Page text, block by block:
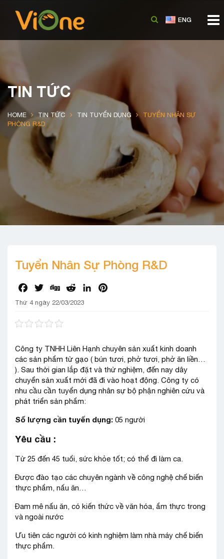
TIN TỨC
HOME TIN TỨC TIN TUYỂN DỤNG
TUYỂN NHÂN SỰ
PHÒNG R&D
Tuyển Nhân Sự Phòng R&D
Facebook
TwitterDigg RedditLinkedIn
Thứ 4 ngày 22/03/2023
Công ty TNHH Liên Hạnh chuyên sản xuất kinh doanh
các sản phẩm từ gạo ( bún tươi, phở tươi, phở ăn liền…
). Sau thời gian lắp đặt và thử nghiệm, đến nay dây
chuyển sản xuất mới đã đi vào hoạt động. Công ty có
nhu cầu cần tuyển dụng nhân sự bộ phận nghiên cứu và
phát triển sản phẩm:
Số lượng cần tuyển dụng: 05 người
Yêu cầu :
Từ 25 đến 45 tuổi, sức khỏe tốt; có thể đi làm ca.
Được đào tạo các chuyên ngành về công nghệ chế biến
thực phẩm, nấu ăn…
Đam mê nấu ăn, có kiến thức về văn hóa, ẩm thực trong
và ngoài nước
Ưu tiên các người có kinh nghiệm làm nhà máy chế biến
thực phẩm.